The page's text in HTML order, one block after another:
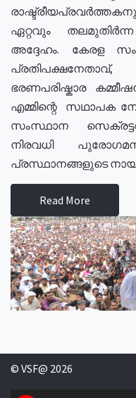
ഏറ്റവും
അദ്ദേഹം. കേരള
ഭരണപരിഷ്കാര
എമ്മിന്റെ സഥാപക
സംസ്ഥാന
നിരവധി
പ്രസ്ഥാനങ്ങളുടെ
Read More
© VSF@ 2026